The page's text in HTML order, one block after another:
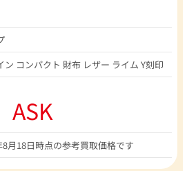
ン コンパクト 財布 レザー ライム Y刻印
ASK
月18日時点の参考買取価格です